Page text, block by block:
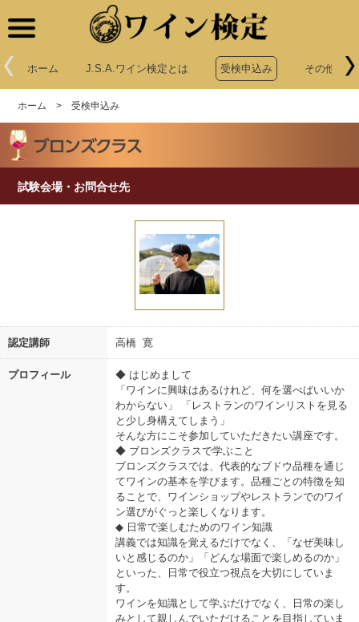
ホーム J.S.A.ワイン検定とは 受検申込み その他申込
ホーム >受検申込み
試験会場・お問合せ先
認定講師 高橋 寛
プロフィール
◆ はじめまして
「ワインに興味はあるけれど、何を選べばいいか
わからない」 「レストランのワインリストを見る
と少し身構えてしまう」
そんな方にこそ参加していただきたい講座です。
◆ ブロンズクラスで学ぶこと
ブロンズクラスでは、代表的なブドウ品種を通じ
てワインの基本を学びます。品種ごとの特徴を知
ることで、ワインショップやレストランでのワイ
ン選びがぐっと楽しくなります。
◆ 日常で楽しむためのワイン知識
講義では知識を覚えるだけでなく、「なぜ美味し
いと感じるのか」「どんな場面で楽しめるのか」
といった、日常で役立つ視点を大切にしていま
す。
ワインを知識として学ぶだけでなく、日常の楽し
みとして親しんでいただけることを目指していま